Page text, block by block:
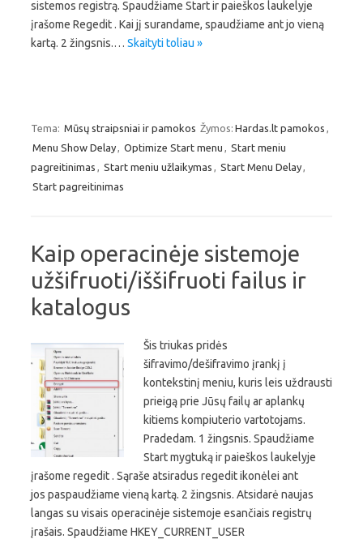
sistemos registrą. Spaudžiame Start ir paieškos laukelyje
įrašome Regedit . Kai jį surandame, spaudžiame ant jo vieną
kartą. 2 žingsnis.… Skaityti toliau »
Tema: Mūsų straipsniai ir pamokos Žymos: Hardas.lt pamokos
Menu Show Delay
Optimize Start menu
Start meniu
pagreitinimas
Start meniu užlaikymas Start Menu Delay
Start pagreitinimas
Kaip operacinėje sistemoje
užšifruoti/iššifruoti failus ir
katalogus
Šis triukas pridės
šifravimo/dešifravimo įrankį į
kontekstinį meniu, kuris leis uždrausti
prieigą prie Jūsų failų ar aplankų
kitiems kompiuterio vartotojams.
Pradedam. 1 žingsnis. Spaudžiame
Start mygtuką ir paieškos laukelyje
įrašome regedit . Sąraše atsiradus regedit ikonėlei ant
jos paspaudžiame vieną kartą. 2 žingsnis. Atsidarė naujas
langas su visais operacinėje sistemoje esančiais registrų
įrašais. Spaudžiame HKEY_CURRENT_USER